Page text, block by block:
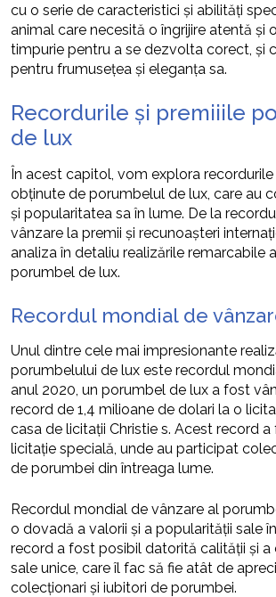
cu o serie de caracteristici și abilități
animal care necesită o îngrijire atentă și
timpurie pentru a se dezvolta corect, și
pentru frumusețea și eleganța sa.
Recordurile și premiiile
de lux
În acest capitol, vom explora recordurile
obținute de porumbelul de lux, care au
și popularitatea sa în lume. De la
vânzare la premii și recunoașteri
analiza în detaliu realizările remarcabile
porumbel de lux.
Recordul mondial de
Unul dintre cele mai impresionante
porumbelului de lux este recordul
anul 2020, un porumbel de lux a fost
record de 1,4 milioane de dolari la o
casa de licitații Christie s. Acest record
licitație specială, unde au participat
de porumbei din întreaga lume.
Recordul mondial de vânzare al
o dovadă a valorii și a popularității sale
record a fost posibil datorită calității și a
sale unice, care îl fac să fie atât de
colecționari și iubitori de porumbei.